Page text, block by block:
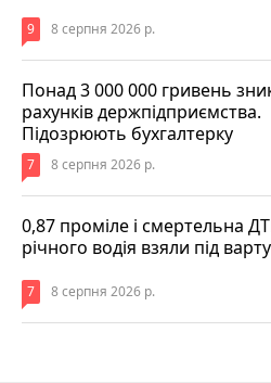
9 8 серпня 2026 р.
Понад 3 000 000 гривень
рахунків держпідприємства.
Підозрюють бухгалтерку
7 8 серпня 2026 р.
0,87 проміле і смертельна
річного водія взяли під варту
7 8 серпня 2026 р.